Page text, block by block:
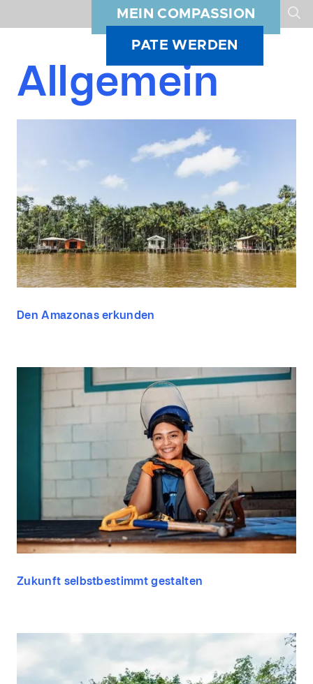
MEIN COMPASSION
PATE WERDEN
Allgemein
Den Amazonas erkunden
Zukunft selbstbestimmt gestalten